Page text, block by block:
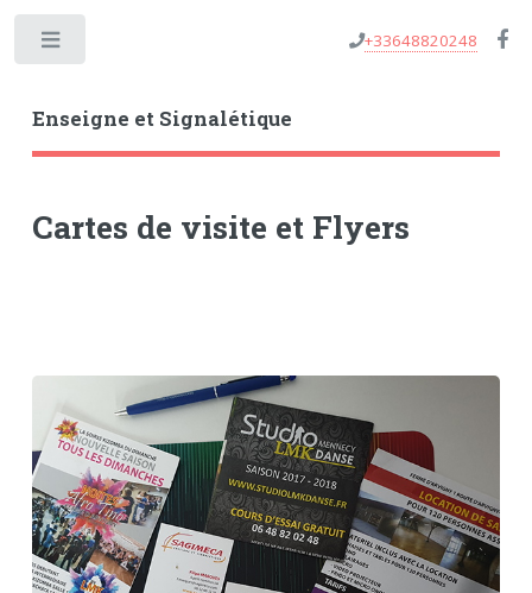
Enseigne et Signalétique
+33648820248
Cartes de visite et Flyers